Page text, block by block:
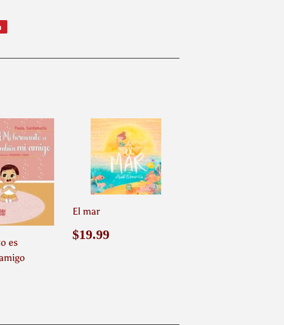
es
El mar
Precio
$19.99